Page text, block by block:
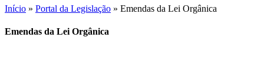
Início » Portal da Legislação » Emendas da Lei Orgânica
Emendas da Lei Orgânica